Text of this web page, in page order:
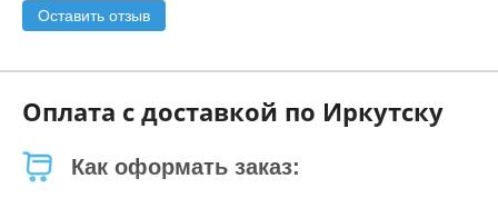
Оставить отзыв
Оплата с доставкой по Иркутску
Как оформать заказ: